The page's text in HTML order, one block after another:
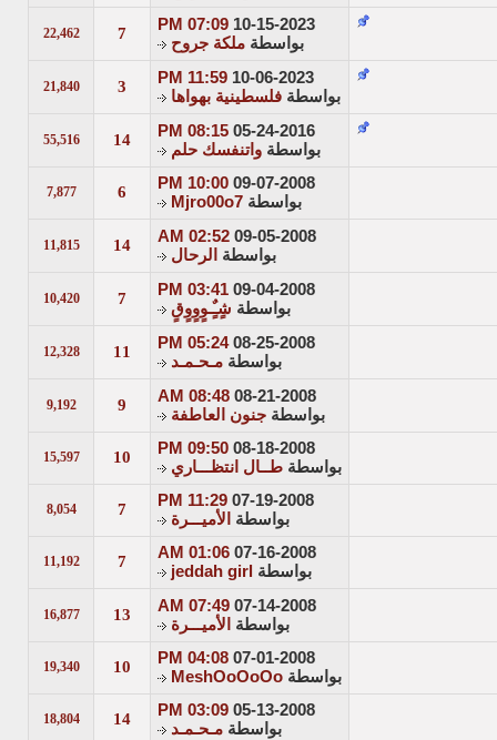
10-15-2023
07:09 PM
بواسطة ملكة جروح
7
22,462
10-06-2023
11:59 PM
بواسطة فلسطينية بهواها
3
21,840
05-24-2016
08:15 PM
بواسطة واتنفسك حلم
14
55,516
09-07-2008
10:00 PM
بواسطة Mjro00o7
6
7,877
09-05-2008
02:52 AM
بواسطة
الرحال
14
11,815
09-04-2008
03:41 PM
بواسطة شٍـٌٍـوٍوٍوٍقٍ
7
10,420
08-25-2008
05:24 PM
بواسطة مـحـمـد
11
12,328
08-21-2008
08:48 AM
بواسطة جنون العاطفة
9
9,192
08-18-2008
09:50 PM
بواسطة طــال انتظـــاري
10
15,597
07-19-2008
11:29 PM
بواسطة
الأميـــرة
7
8,054
07-16-2008
01:06 AM
بواسطة jeddah girl
7
11,192
07-14-2008
07:49 AM
بواسطة
الأميـــرة
13
16,877
07-01-2008
04:08 PM
بواسطة MeshOoOoOo
10
19,340
05-13-2008
03:09 PM
بواسطة مـحـمـد
14
18,804